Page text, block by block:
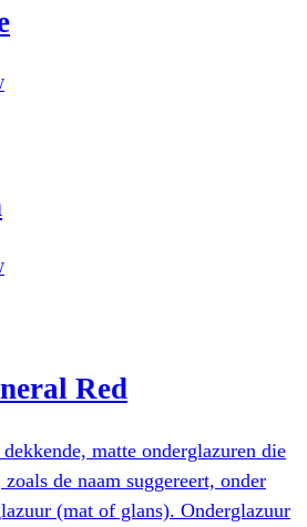
Red
matte onderglazuren die
de naam suggereert, onder
(mat of glans). Onderglazuur